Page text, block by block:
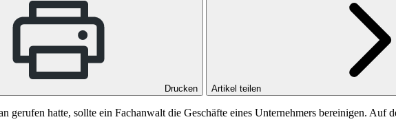
Drucken Artikel teilen
hatte, sollte ein Fachanwalt die Geschäfte eines Unternehmers bereinigen. Auf